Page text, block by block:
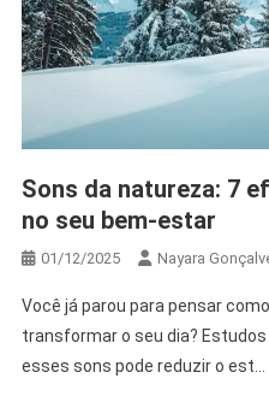
Sons da natureza: 7
no seu bem-estar
01/12/2025 Nayara
Você já parou para pensar
transformar o seu dia?
esses sons pode reduzir o est…